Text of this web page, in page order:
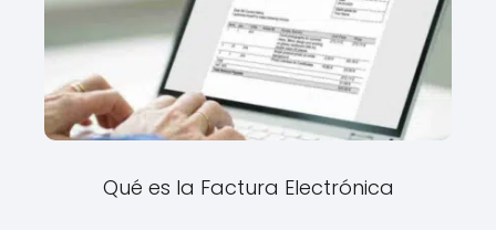
Qué es la Factura Electrónica